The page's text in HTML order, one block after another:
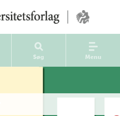
Søg Menu